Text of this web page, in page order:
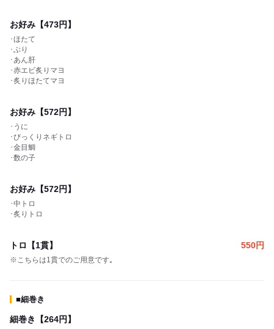
お好み【473円】
･ほたて
･ぶり
･あん肝
･赤エビ炙りマヨ
･炙りほたてマヨ
お好み【572円】
･うに
･びっくりネギトロ
･金目鯛
･数の子
お好み【572円】
･中トロ
･炙りトロ
トロ【1貫】 550円
※こちらは1貫でのご用意です｡
■細巻き
細巻き【264円】